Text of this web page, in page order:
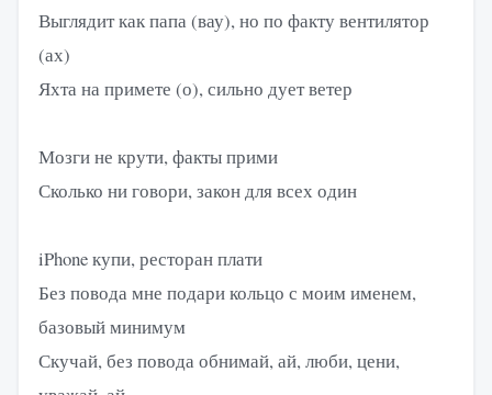
Выглядит как папа (вау), но по факту вентилятор
(ах)
Яхта на примете (о), сильно дует ветер
Мозги не крути, факты прими
Сколько ни говори, закон для всех один
iPhone купи, ресторан плати
Без повода мне подари кольцо с моим именем,
базовый минимум
Скучай, без повода обнимай, ай, люби, цени,